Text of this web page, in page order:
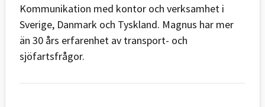
Kommunikation med kontor och verksamhet i
Sverige, Danmark och Tyskland. Magnus har mer
än 30 års erfarenhet av transport- och
sjöfartsfrågor.